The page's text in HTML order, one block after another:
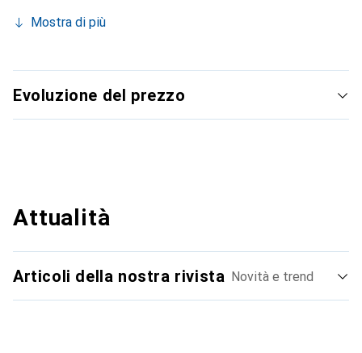
Mostra di più
Evoluzione del prezzo
Attualità
Articoli della nostra rivista Novità e trend